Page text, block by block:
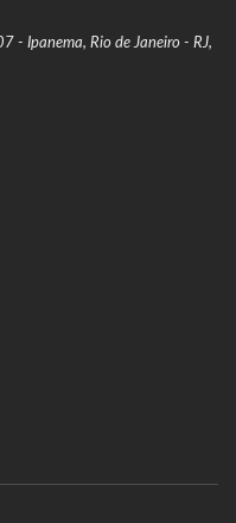
- Ipanema, Rio de Janeiro - RJ,